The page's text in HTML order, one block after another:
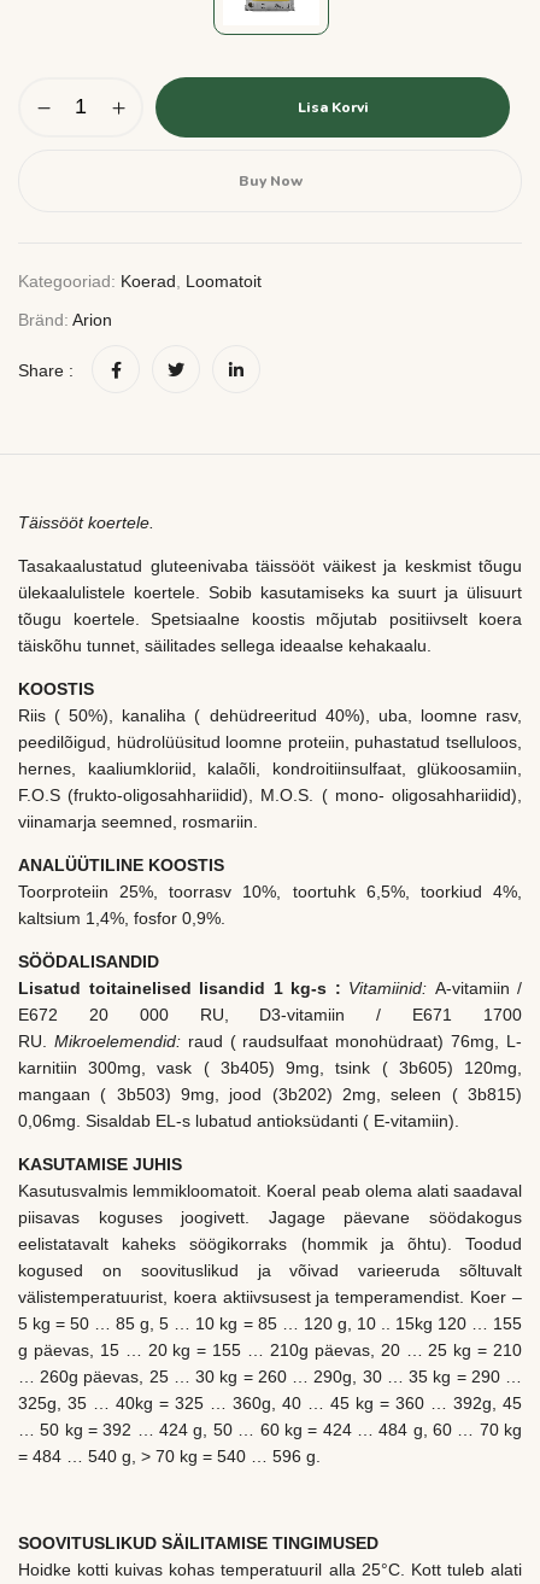
Lisa Korvi
Buy Now
Kategooriad: Koerad
Loomatoit
Bränd: Arion
Share :
Täissööt koertele.
Tasakaalustatud gluteenivaba täissööt väikest ja keskmist tõugu
ülekaalulistele koertele. Sobib kasutamiseks ka suurt ja ülisuurt
tõugu koertele. Spetsiaalne koostis mõjutab positiivselt koera
täiskõhu tunnet, säilitades sellega ideaalse kehakaalu.
KOOSTIS
Riis ( 50%), kanaliha ( dehüdreeritud 40%), uba, loomne rasv,
peedilõigud, hüdrolüüsitud loomne proteiin, puhastatud tselluloos,
hernes, kaaliumkloriid, kalaõli, kondroitiinsulfaat, glükoosamiin,
F.O.S (frukto-oligosahhariidid), M.O.S. ( mono- oligosahhariidid),
viinamarja seemned, rosmariin.
ANALÜÜTILINE KOOSTIS
Toorproteiin 25%, toorrasv 10%, toortuhk 6,5%, toorkiud 4%,
kaltsium 1,4%, fosfor 0,9%.
SÖÖDALISANDID
Lisatud toitainelised lisandid 1 kg-s : Vitamiinid: A-vitamiin /
E672 20 000 RU, D3-vitamiin / E671 1700
RU. Mikroelemendid:raud ( raudsulfaat monohüdraat) 76mg, L-
karnitiin 300mg, vask ( 3b405) 9mg, tsink ( 3b605) 120mg,
mangaan ( 3b503) 9mg, jood (3b202) 2mg, seleen ( 3b815)
0,06mg. Sisaldab EL-s lubatud antioksüdanti ( E-vitamiin).
KASUTAMISE JUHIS
Kasutusvalmis lemmikloomatoit. Koeral peab olema alati saadaval
piisavas koguses joogivett. Jagage päevane söödakogus
eelistatavalt kaheks söögikorraks (hommik ja õhtu). Toodud
kogused on soovituslikud ja võivad varieeruda sõltuvalt
välistemperatuurist, koera aktiivsusest ja temperamendist. Koer –
5 kg = 50 … 85 g, 5 … 10 kg = 85 … 120 g, 10 .. 15kg 120 … 155
g päevas, 15 … 20 kg = 155 … 210g päevas, 20 … 25 kg = 210
… 260g päevas, 25 … 30 kg = 260 … 290g, 30 … 35 kg = 290 …
325g, 35 … 40kg = 325 … 360g, 40 … 45 kg = 360 … 392g, 45
… 50 kg = 392 … 424 g, 50 … 60 kg = 424 … 484 g, 60 … 70 kg
= 484 … 540 g, > 70 kg = 540 … 596 g.
SOOVITUSLIKUD SÄILITAMISE TINGIMUSED
Hoidke kotti kuivas kohas temperatuuril alla 25°C. Kott tuleb alati